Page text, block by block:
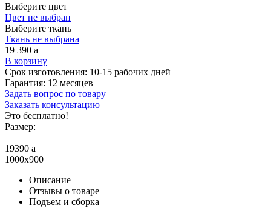
Выберите цвет
Цвет не выбран
Выберите ткань
Ткань не выбрана
19 390 a
В корзину
Срок изготовления: 10-15 рабочих дней
Гарантия: 12 месяцев
Задать вопрос по товару
Заказать консультацию
Это бесплатно!
Размер:
19390 a
1000x900
Описание
Отзывы о товаре
Подъем и сборка